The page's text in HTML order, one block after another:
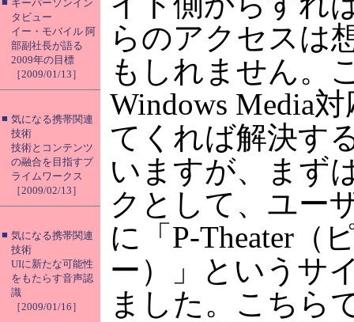
キーパーソンイン
タビュー
イー・モバイル 阿
部副社長が語る
2009年の目標
［2009/01/13］
■ 気になる携帯関連
技術
技術とコンテンツ
の融合を目指すプ
ライムワークス
［2009/02/13］
■ 気になる携帯関連
技術
UIに新たな可能性
をもたらす音声認
識
［2009/01/16］
らのアクセスは
もしれません。
Windows Media
てくれば解決す
いますが、まず
クとして、ユー
に「P-Theater（
ー）」というサ
ました。こちら